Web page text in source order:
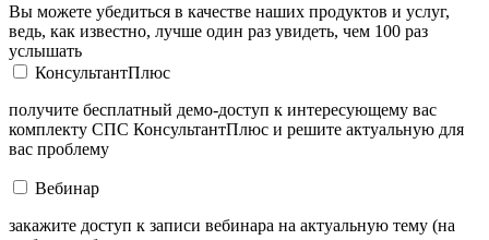
Вы можете убедиться в качестве наших продуктов и услуг,
ведь, как известно, лучше один раз увидеть, чем 100 раз
услышать
КонсультантПлюс
получите бесплатный демо-доступ к интересующему вас
комплекту СПС КонсультантПлюс и решите актуальную для
вас проблему
Вебинар
закажите доступ к записи вебинара на актуальную тему (на